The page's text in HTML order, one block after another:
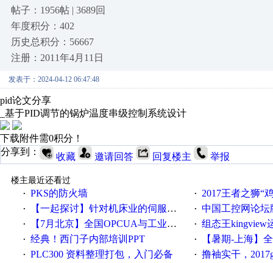
帖子：1956帖 | 3689回
年度积分：402
历史总积分：56667
注册：2011年4月11日
发表于：2024-04-12 06:47:48
pid论文分享
_基于PID调节的锅炉温度串级控制系统设计
下载附件需0积分！
分享到：
收藏 邀请回答 回复楼主 举报
楼主最近还看过
· PKS的防火墙 · 2017王者之狮“鸡”情签到
· 【一起探讨】针对机床业的伺服系统发展，您的期望是什么？ · 中国工控网论坛版
· 【7月北京】全国OPCUA与工业互联技术培训班通知！ · 组态王kingview
· 经典！西门子内部培训PPT · 【暑期-上海】全国工业
· PLC300 资料整理打包，入门必备 · 撸袖实干，2017gongkong®第